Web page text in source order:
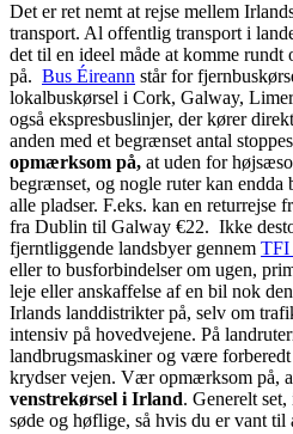
Det er ret nemt at rejse mellem
transport. Al offentlig transport i
det til en ideel måde at komme rundt
på. Bus Éireann står for
lokalbuskørsel i Cork, Galway,
også ekspresbuslinjer, der kører
anden med et begrænset antal
opmærksom på, at uden for
begrænset, og nogle ruter kan endda
alle pladser. F.eks. kan en
fra Dublin til Galway €22. Ikke
fjerntliggende landsbyer gennem TFI
eller to busforbindelser om ugen,
leje eller anskaffelse af en bil nok
Irlands landdistrikter på, selv om
intensiv på hovedvejene. På
landbrugsmaskiner og være
krydser vejen. Vær opmærksom på,
venstrekørsel i Irland. Generelt
søde og høflige, så hvis du er vant